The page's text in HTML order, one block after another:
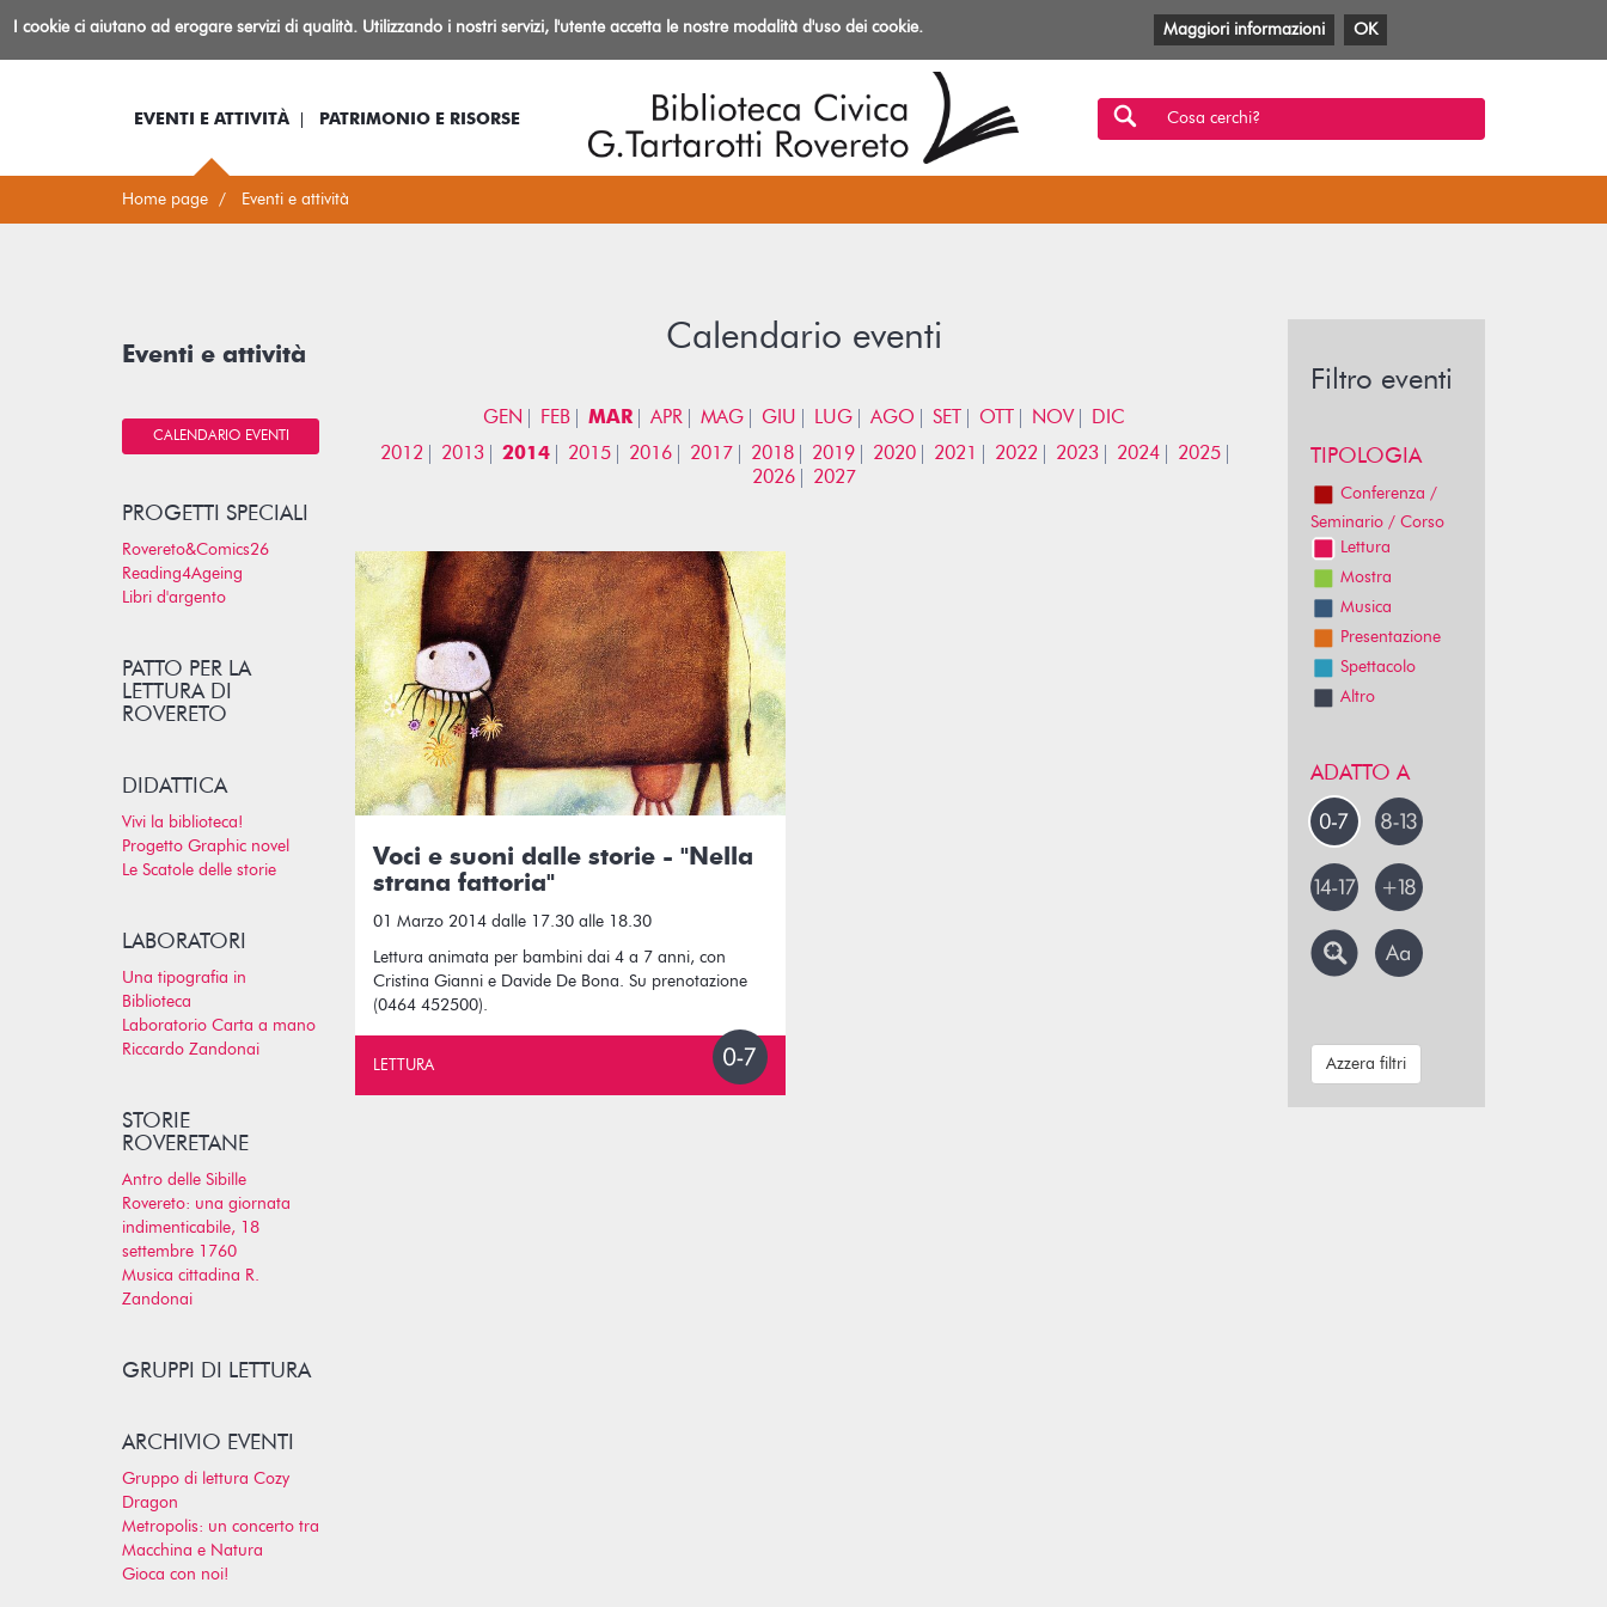
BibliotecaIo sono... Log-in Informazioni
Facebook
TwitterYouTube
Anobii
SBTMlol
EVENTI E ATTIVITÀ PATRIMONIO E RISORSE Cosa cerchi?
Home page Eventi e attività
Calendario eventi
GEN FEB MAR APR MAG GIU LUG AGO SET OTT NOV
DIC
2012
2013 2014 2015 2016 2017 2018 2019 2020 2021 2022 2023 2024
2025
2026
2027
Voci e suoni dalle storie - "Nella
strana fattoria"
01 Marzo 2014 dalle 17.30 alle 18.30
Lettura animata per bambini dai 4 a 7 anni, con
Cristina Gianni e Davide De Bona. Su prenotazione
(0464 452500).
LETTURA
Eventi e attività
CALENDARIO EVENTI
PROGETTI SPECIALI
Rovereto&Comics26
Reading4Ageing
Libri d'argento
PATTO PER LA
LETTURA DI
ROVERETO
DIDATTICA
Vivi la biblioteca!
Progetto Graphic novel
Le Scatole delle storie
LABORATORI
Una tipografia in
Biblioteca
Laboratorio Carta a mano
Riccardo Zandonai
STORIE
ROVERETANE
Antro delle Sibille
Rovereto: una giornata
indimenticabile, 18
settembre 1760
Musica cittadina R.
Zandonai
GRUPPI DI LETTURA
ARCHIVIO EVENTI
Gruppo di lettura Cozy
Dragon
Metropolis: un concerto tra
Macchina e Natura
Gioca con noi!
Filtro eventi
TIPOLOGIA
Conferenza /
Seminario / Corso
Lettura
Mostra
Musica
Presentazione
Spettacolo
Altro
ADATTO A
Azzera filtri
I cookie ci aiutano ad erogare servizi di qualità. Utilizzando i nostri servizi, l'utente accetta le nostre modalità d'uso dei cookie. Maggiori informazioni OK